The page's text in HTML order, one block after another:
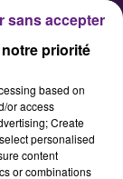
priorité
based on
or access
Create
personalised
content
or combinations
sans accepter